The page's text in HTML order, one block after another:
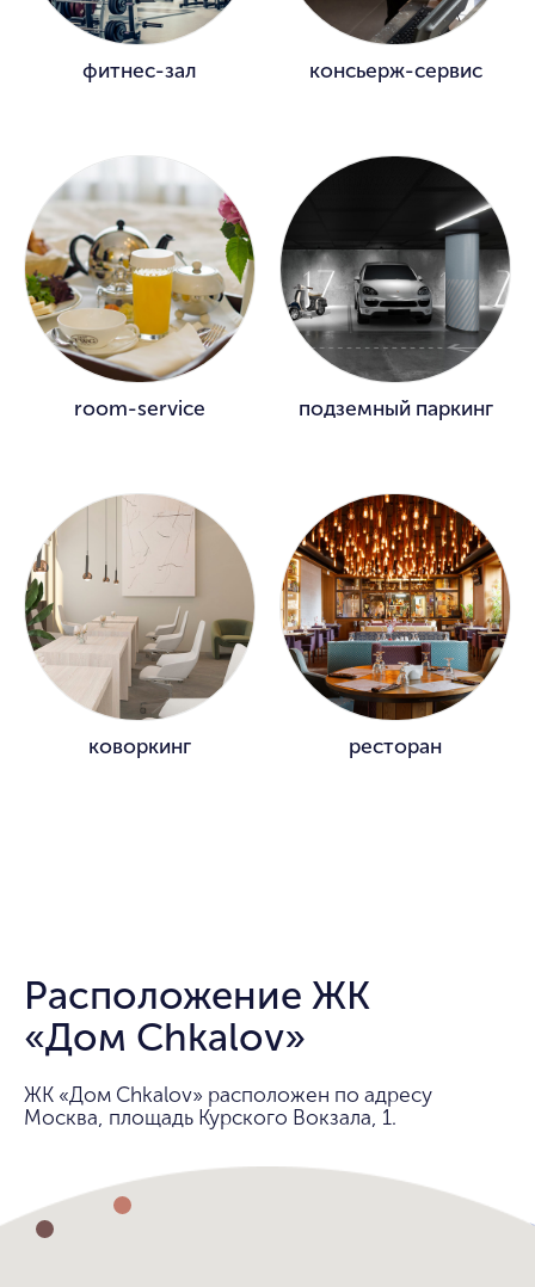
фитнес-зал консьерж-сервис
room-service подземный паркинг
коворкинг ресторан
Расположение ЖК
«Дом Chkalov»
ЖК «Дом Chkalov» расположен по адресу
Москва, площадь Курского Вокзала, 1.